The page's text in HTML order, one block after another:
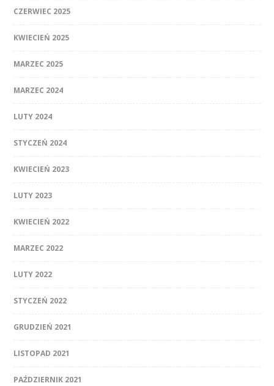
CZERWIEC 2025
KWIECIEŃ 2025
MARZEC 2025
MARZEC 2024
LUTY 2024
STYCZEŃ 2024
KWIECIEŃ 2023
LUTY 2023
KWIECIEŃ 2022
MARZEC 2022
LUTY 2022
STYCZEŃ 2022
GRUDZIEŃ 2021
LISTOPAD 2021
PAŹDZIERNIK 2021